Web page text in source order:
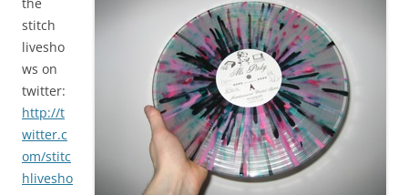
stitch
livesho
ws on
twitter:
http://t
witter.c
om/stitc
hlivesho